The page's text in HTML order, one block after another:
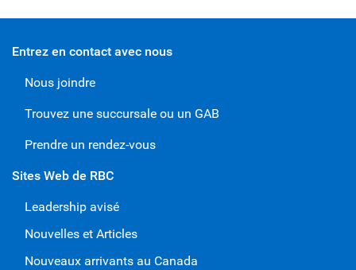
Sites Web de RBC
Leadership avisé
Nouvelles et Articles
Nouveaux arrivants au Canada
Entrez en contact avec nous
Nous joindre
Trouvez une succursale ou un GAB
Prendre un rendez-vous